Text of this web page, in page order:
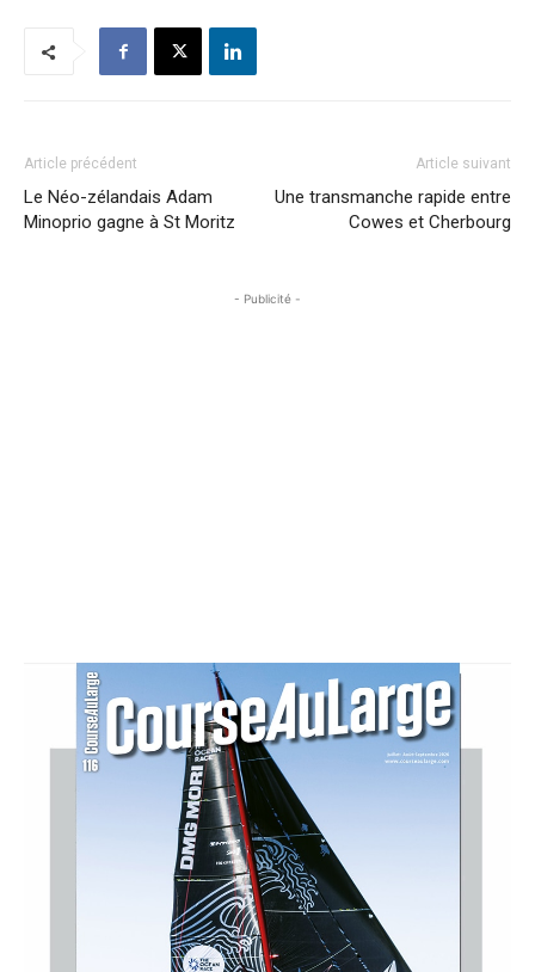
Article précédent
Le Néo-zélandais Adam
Minoprio gagne à St Moritz
Article suivant
Une transmanche rapide entre
Cowes et Cherbourg
- Publicité -